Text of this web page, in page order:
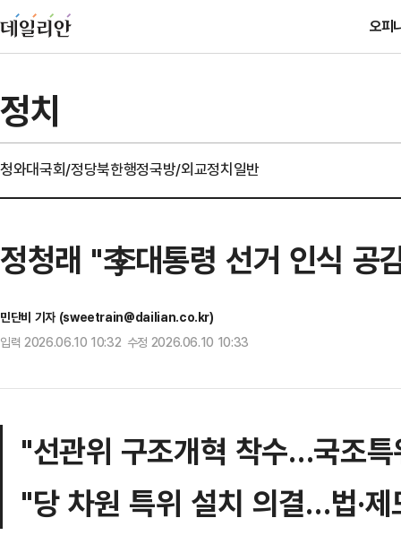
오피
정치
청와대국회/정당북한행정국방/외교정치일반
정청래 "李대통령 선거 인식 공
민단비 기자 (sweetrain@dailian.co.kr)
입력 2026.06.10 10:32 수정 2026.06.10 10:33
"선관위 구조개혁 착수…국조
"당 차원 특위 설치 의결…법·